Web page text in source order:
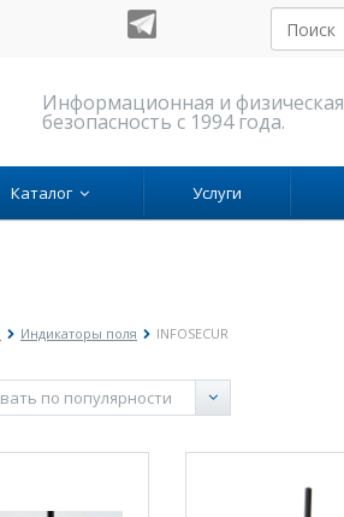
Информационная и физическая
безопасность с 1994 года.
Каталог Услуги
Индикаторы поля INFOSECUR